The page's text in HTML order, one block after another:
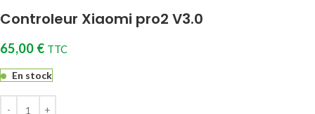
Controleur Xiaomi pro2 V3.0
65,00 € TTC
En stock